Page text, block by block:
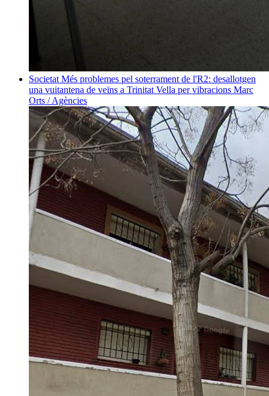
Societat Més problemes pel soterrament de l'R2: desallotgen
una vuitantena de veïns a Trinitat Vella per vibracions Marc
Orts / Agències